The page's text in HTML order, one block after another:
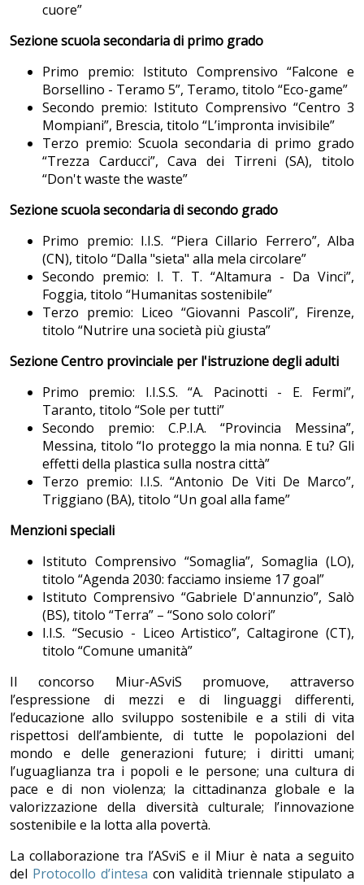
cuore”
Sezione scuola secondaria di primo grado
Primo premio: Istituto Comprensivo “Falcone e
Borsellino - Teramo 5”, Teramo, titolo “Eco-game”
Secondo premio: Istituto Comprensivo “Centro 3
Mompiani”, Brescia, titolo “L’impronta invisibile”
Terzo premio: Scuola secondaria di primo grado
“Trezza Carducci”, Cava dei Tirreni (SA), titolo
“Don't waste the waste”
Sezione scuola secondaria di secondo grado
Primo premio: I.I.S. “Piera Cillario Ferrero”, Alba
(CN), titolo “Dalla "sieta" alla mela circolare”
Secondo premio: I. T. T. “Altamura - Da Vinci”,
Foggia, titolo “Humanitas sostenibile”
Terzo premio: Liceo “Giovanni Pascoli”, Firenze,
titolo “Nutrire una società più giusta”
Sezione Centro provinciale per l'istruzione degli adulti
Primo premio: I.I.S.S. “A. Pacinotti - E. Fermi”,
Taranto, titolo “Sole per tutti”
Secondo premio: C.P.I.A. “Provincia Messina”,
Messina, titolo “Io proteggo la mia nonna. E tu? Gli
effetti della plastica sulla nostra città”
Terzo premio: I.I.S. “Antonio De Viti De Marco”,
Triggiano (BA), titolo “Un goal alla fame”
Menzioni speciali
Istituto Comprensivo “Somaglia”, Somaglia (LO),
titolo “Agenda 2030: facciamo insieme 17 goal”
Istituto Comprensivo “Gabriele D'annunzio”, Salò
(BS), titolo “Terra” – “Sono solo colori”
I.I.S. “Secusio - Liceo Artistico”, Caltagirone (CT),
titolo “Comune umanità”
Il concorso Miur-ASviS promuove, attraverso
l’espressione di mezzi e di linguaggi differenti,
l’educazione allo sviluppo sostenibile e a stili di vita
rispettosi dell’ambiente, di tutte le popolazioni del
mondo e delle generazioni future; i diritti umani;
l’uguaglianza tra i popoli e le persone; una cultura di
pace e di non violenza; la cittadinanza globale e la
valorizzazione della diversità culturale; l’innovazione
sostenibile e la lotta alla povertà.
La collaborazione tra l’ASviS e il Miur è nata a seguito
del Protocollo d’intesa con validità triennale stipulato a